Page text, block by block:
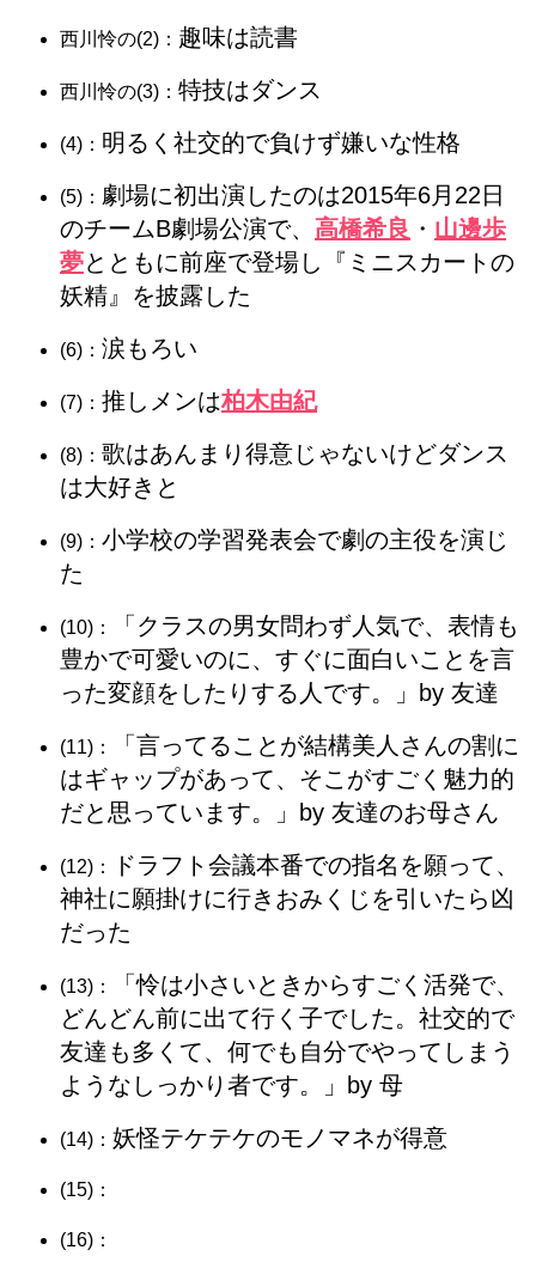
西川怜の(2)： 趣味は読書
西川怜の(3)： 特技はダンス
(4)： 明るく社交的で負けず嫌いな性格
(5)： 劇場に初出演したのは2015年6月22日
のチームB劇場公演で、 高橋希良 ・ 山邊歩
夢とともに前座で登場し『ミニスカートの
妖精』を披露した
(6)： 涙もろい
(7)： 推しメンは柏木由紀
(8)： 歌はあんまり得意じゃないけどダンス
は大好きと
(9)： 小学校の学習発表会で劇の主役を演じ
た
(10)：
「クラスの男女問わず人気で、表情も
豊かで可愛いのに、すぐに面白いことを言
った変顔をしたりする人です。」by 友達
(11)：
「言ってることが結構美人さんの割に
はギャップがあって、そこがすごく魅力的
だと思っています。」by 友達のお母さん
(12)：
ドラフト会議本番での指名を願って、
神社に願掛けに行きおみくじを引いたら凶
だった
(13)：
「怜は小さいときからすごく活発で、
どんどん前に出て行く子でした。社交的で
友達も多くて、何でも自分でやってしまう
ようなしっかり者です。」by 母
(14)： 妖怪テケテケのモノマネが得意
(15)：
(16)：